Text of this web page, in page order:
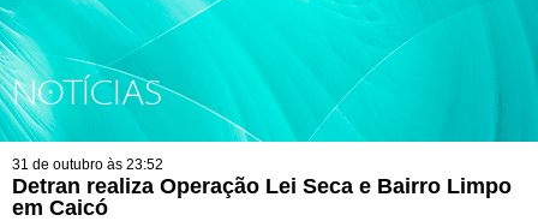
NOTÍCIAS
31 de outubro às 23:52
Detran realiza Operação Lei Seca e Bairro Limpo
em Caicó